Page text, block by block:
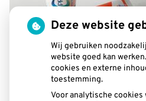
Deze website
Wij gebruiken
website goed kan
cookies en externe
toestemming.
Voor analytische